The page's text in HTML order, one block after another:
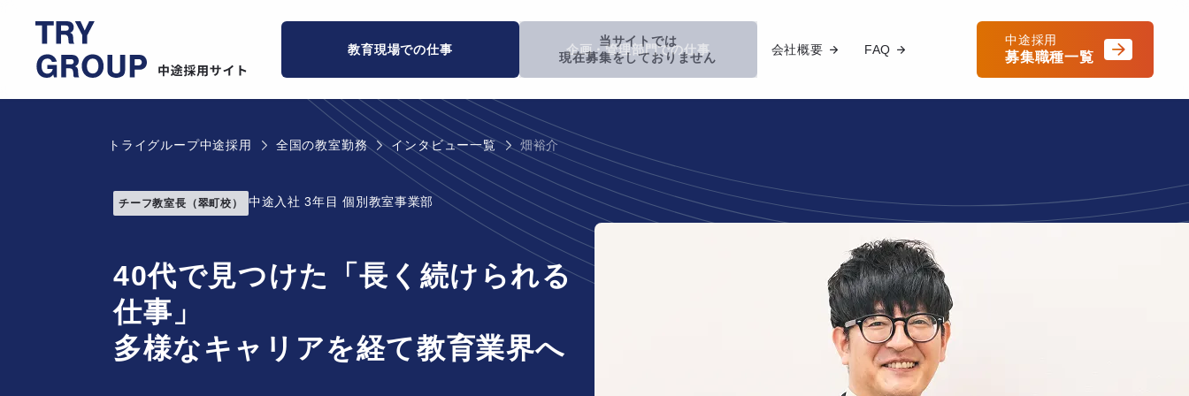
教育現場での仕事 企画・管理部門での仕事 会社概要 FAQ
中途採用
募集職種一覧
トライグループ中途採用 全国の教室勤務 インタビュー一覧 畑裕介
チーフ教室長（翠町校） 中途入社 3年目 個別教室事業部
40代で見つけた「長く続けられる
仕事」
多様なキャリアを経て教育業界へ